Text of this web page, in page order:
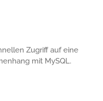
Zugriff auf eine
mit MySQL.